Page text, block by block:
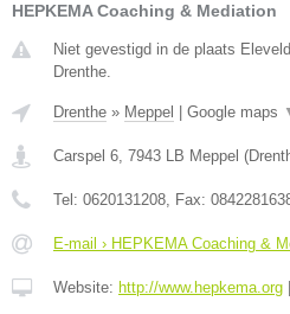
HEPKEMA Coaching & Mediation
Niet gevestigd in de plaats
Drenthe.
Drenthe » Meppel Google maps
Carspel 6, 7943 LB Meppel (
Tel: 0620131208, Fax:
E-mail › HEPKEMA Coaching &
Website: http://www.hepkema.org